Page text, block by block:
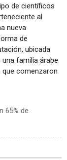
de científicos
al
nueva
de
ubicada
familia árabe
comenzaron
65% de